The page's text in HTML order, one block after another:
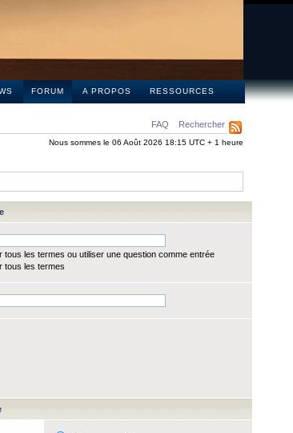
FORUM A PROPOS RESSOURCES
FAQ Rechercher
Nous sommes le 06 Août 2026 18:15 UTC + 1 heure
tous les termes ou utiliser une question comme entrée
tous les termes